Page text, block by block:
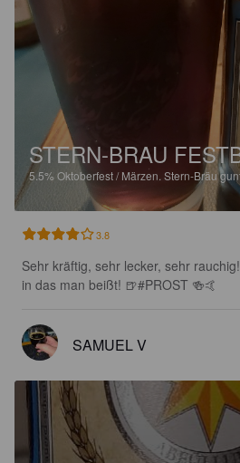
STERN-BRAU
5.5% Oktoberfest / Märzen. Stern-Bräu
3.8
Sehr kräftig, sehr lecker, sehr
in das man beißt! 🍺#PROST 🍻🤙
SAMUEL V